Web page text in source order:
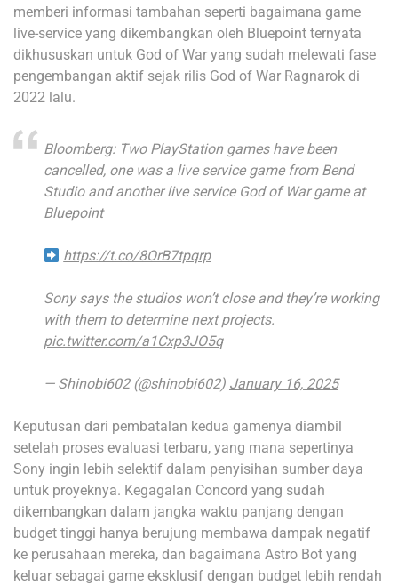
memberi informasi tambahan seperti bagaimana game
live-service yang dikembangkan oleh Bluepoint ternyata
dikhususkan untuk God of War yang sudah melewati fase
pengembangan aktif sejak rilis God of War Ragnarok di
2022 lalu.
Bloomberg: Two PlayStation games have been
cancelled, one was a live service game from Bend
Studio and another live service God of War game at
Bluepoint
https://t.co/8OrB7tpqrp
Sony says the studios won’t close and they’re working
with them to determine next projects.
pic.twitter.com/a1Cxp3JO5q
— Shinobi602 (@shinobi602) January 16, 2025
Keputusan dari pembatalan kedua gamenya diambil
setelah proses evaluasi terbaru, yang mana sepertinya
Sony ingin lebih selektif dalam penyisihan sumber daya
untuk proyeknya. Kegagalan Concord yang sudah
dikembangkan dalam jangka waktu panjang dengan
budget tinggi hanya berujung membawa dampak negatif
ke perusahaan mereka, dan bagaimana Astro Bot yang
keluar sebagai game eksklusif dengan budget lebih rendah